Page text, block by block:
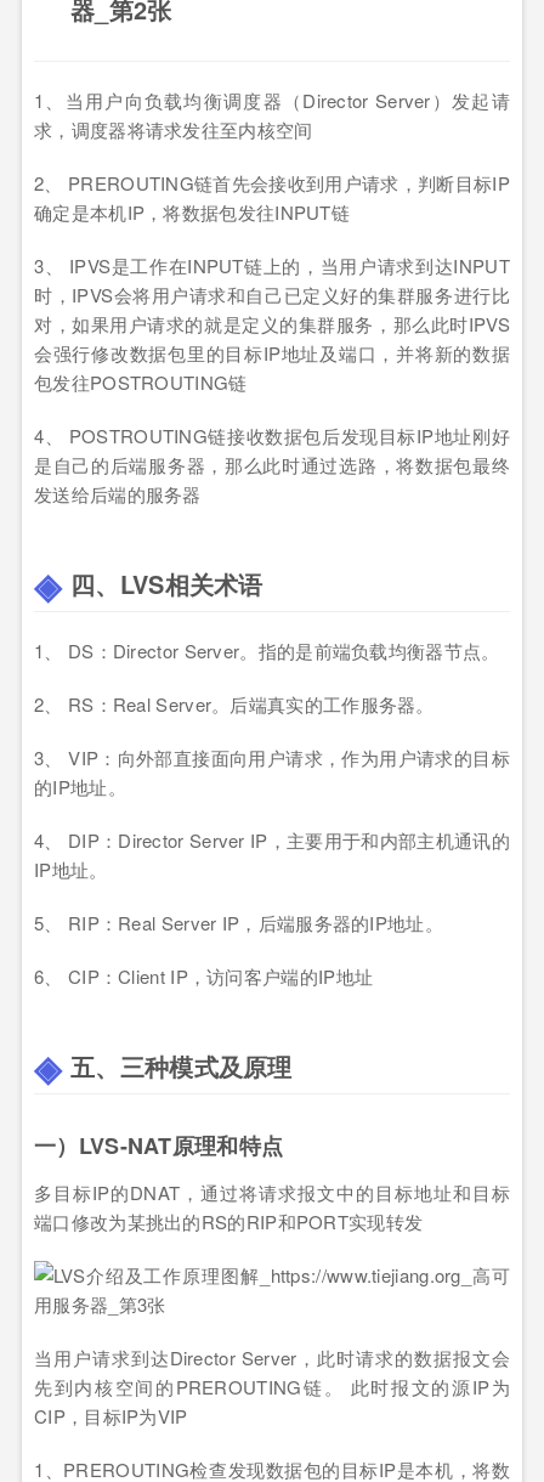
1、当用户向负载均衡调度器（Director Server）发起请
求，调度器将请求发往至内核空间
2、 PREROUTING链首先会接收到用户请求，判断目标IP
确定是本机IP，将数据包发往INPUT链
3、 IPVS是工作在INPUT链上的，当用户请求到达INPUT
时，IPVS会将用户请求和自己已定义好的集群服务进行比
对，如果用户请求的就是定义的集群服务，那么此时IPVS
会强行修改数据包里的目标IP地址及端口，并将新的数据
包发往POSTROUTING链
4、 POSTROUTING链接收数据包后发现目标IP地址刚好
是自己的后端服务器，那么此时通过选路，将数据包最终
发送给后端的服务器
四、LVS相关术语
1、 DS：Director Server。指的是前端负载均衡器节点。
2、 RS：Real Server。后端真实的工作服务器。
3、 VIP：向外部直接面向用户请求，作为用户请求的目标
的IP地址。
4、 DIP：Director Server IP，主要用于和内部主机通讯的
IP地址。
5、 RIP：Real Server IP，后端服务器的IP地址。
6、 CIP：Client IP，访问客户端的IP地址
五、三种模式及原理
一）LVS-NAT原理和特点
多目标IP的DNAT，通过将请求报文中的目标地址和目标
端口修改为某挑出的RS的RIP和PORT实现转发
当用户请求到达Director Server，此时请求的数据报文会
先到内核空间的PREROUTING链。 此时报文的源IP为
CIP，目标IP为VIP
1、PREROUTING检查发现数据包的目标IP是本机，将数